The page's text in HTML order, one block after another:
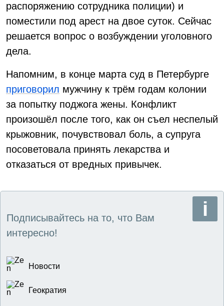
распоряжению сотрудника полиции) и
поместили под арест на двое суток. Сейчас
решается вопрос о возбуждении уголовного
дела.
Напомним, в конце марта суд в Петербурге
приговорил мужчину к трём годам колонии
за попытку поджога жены. Конфликт
произошёл после того, как он съел неспелый
крыжовник, почувствовал боль, а супруга
посоветовала принять лекарства и
отказаться от вредных привычек.
Подписывайтесь на то, что Вам
интересно!
Новости
Геократия